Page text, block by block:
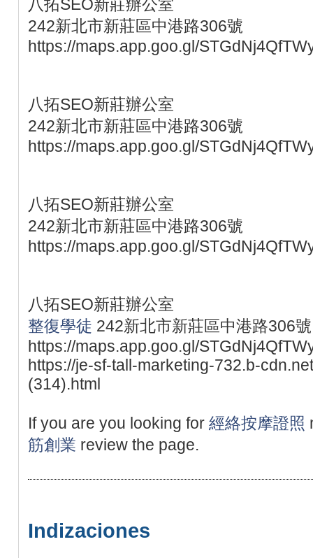
八拓SEO新莊辦公室
242新北市新莊區中港路306號
https://maps.app.goo.gl/
八拓SEO新莊辦公室
242新北市新莊區中港路306號
https://maps.app.goo.gl/
八拓SEO新莊辦公室
242新北市新莊區中港路306號
https://maps.app.goo.gl/
八拓SEO新莊辦公室
整復學徒 242新北市新莊區中港路306號
https://maps.app.goo.gl/
https://je-sf-tall-marketing-732.b-
(314).html
If you are you looking for 經絡按摩證照
筋創業 review the page.
Indizaciones